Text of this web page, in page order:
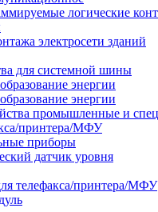
логические
электросети зданий
для системной шины
энергии
энергии
промышленные и
принтера/МФУ
приборы
датчик уровня
телефакса/принтера/МФУ